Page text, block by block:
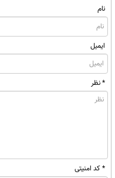
نام
ایمیل
* نظر
* کد امنیتی